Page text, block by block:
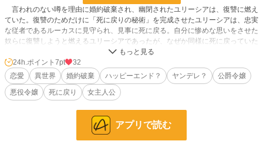
言われのない噂を理由に婚約破棄され、幽閉されたユリーシアは、復讐に燃え
ていた。復讐のためだけに「死に戻りの秘術」を完成させたユリーシアは、忠実
な従者であるルーカスに見守られ、見事に死に戻る。自分に惨めな思いをさせた
奴らに復讐しようと燃えるユリーシアであったが、なぜか同様に死に戻っていた
ルーカスが、とんでもないことを言い出して……？
ユリーシアは、病んだ愛を抱える従者に、溺愛されるしかなさそうです。
※「ざまぁ」描写はほぼないです。
※「小説家になろう」様にも投稿しています。
37,161 位 / 228,623 件
24h.ポイント 7pt
32
恋愛
異世界 婚約破棄 ハッピーエンド？ ヤンデレ？
公爵令嬢
悪役令嬢
死に戻り 女主人公
アプリで読む